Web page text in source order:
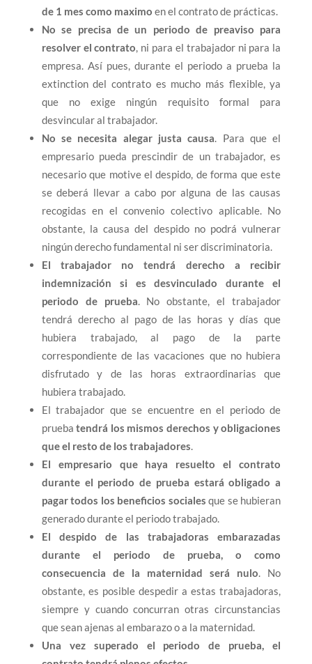
de 1 mes como maximo en el contrato de prácticas.
No se precisa de un periodo de preaviso para
resolver el contrato, ni para el trabajador ni para la
empresa. Así pues, durante el periodo a prueba la
extinction del contrato es mucho más flexible, ya
que no exige ningún requisito formal para
desvincular al trabajador.
No se necesita alegar justa causa. Para que el
empresario pueda prescindir de un trabajador, es
necesario que motive el despido, de forma que este
se deberá llevar a cabo por alguna de las causas
recogidas en el convenio colectivo aplicable. No
obstante, la causa del despido no podrá vulnerar
ningún derecho fundamental ni ser discriminatoria.
El trabajador no tendrá derecho a recibir
indemnización si es desvinculado durante el
periodo de prueba. No obstante, el trabajador
tendrá derecho al pago de las horas y días que
hubiera trabajado, al pago de la parte
correspondiente de las vacaciones que no hubiera
disfrutado y de las horas extraordinarias que
hubiera trabajado.
El trabajador que se encuentre en el periodo de
prueba tendrá los mismos derechos y obligaciones
que el resto de los trabajadores.
El empresario que haya resuelto el contrato
durante el periodo de prueba estará obligado a
pagar todos los beneficios sociales que se hubieran
generado durante el periodo trabajado.
El despido de las trabajadoras embarazadas
durante el periodo de prueba, o como
consecuencia de la maternidad será nulo. No
obstante, es posible despedir a estas trabajadoras,
siempre y cuando concurran otras circunstancias
que sean ajenas al embarazo o a la maternidad.
Una vez superado el periodo de prueba, el